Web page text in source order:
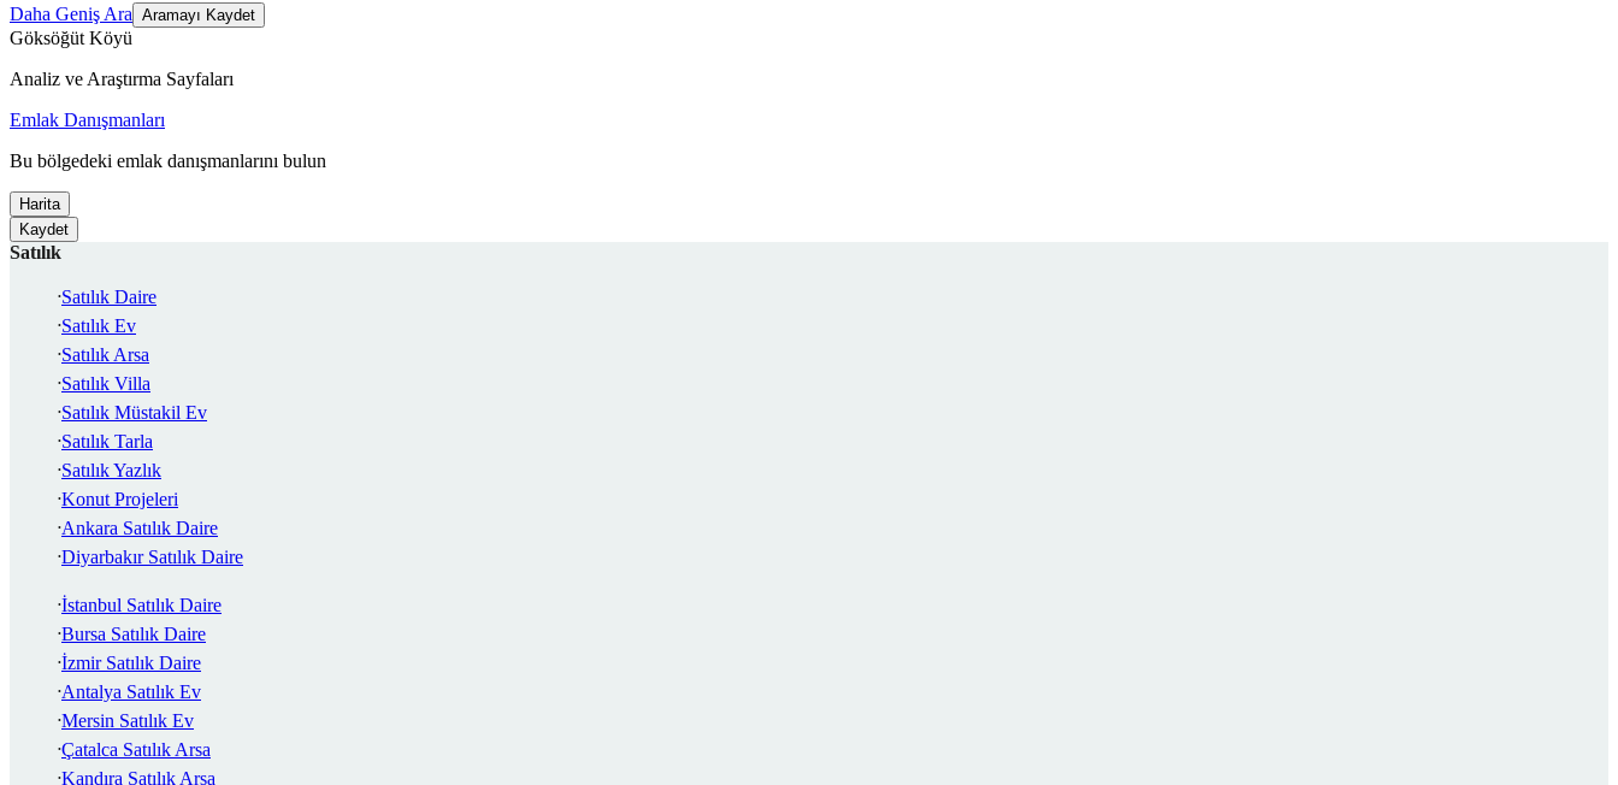
Daha Geniş Ara Aramayı Kaydet
Göksöğüt Köyü
Analiz ve Araştırma Sayfaları
Emlak Danışmanları
Bu bölgedeki emlak danışmanlarını bulun
Harita
Kaydet
Satılık
Satılık Daire
Satılık Ev
Satılık Arsa
Satılık Villa
Satılık Müstakil Ev
Satılık Tarla
Satılık Yazlık
Konut Projeleri
Ankara Satılık Daire
Diyarbakır Satılık Daire
İstanbul Satılık Daire
Bursa Satılık Daire
İzmir Satılık Daire
Antalya Satılık Ev
Mersin Satılık Ev
Çatalca Satılık Arsa
Kandıra Satılık Arsa